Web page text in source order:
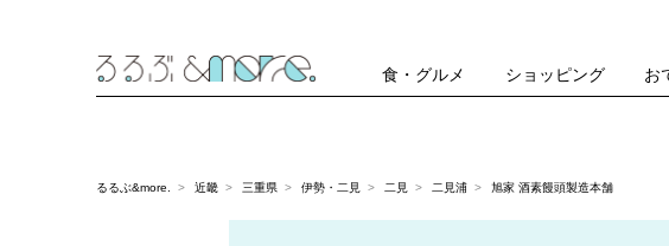
食・グルメ ショッピング お
るるぶ&more. 近畿 三重県 伊勢・二見 二見 二見浦 旭家 酒素饅頭製造本舗